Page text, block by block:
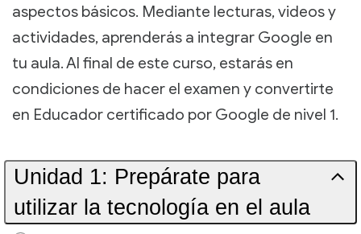
aspectos básicos. Mediante lecturas, videos y
actividades, aprenderás a integrar Google en
tu aula. Al final de este curso, estarás en
condiciones de hacer el examen y convertirte
en Educador certificado por Google de nivel 1.
Unidad 1: Prepárate para
utilizar la tecnología en el aula